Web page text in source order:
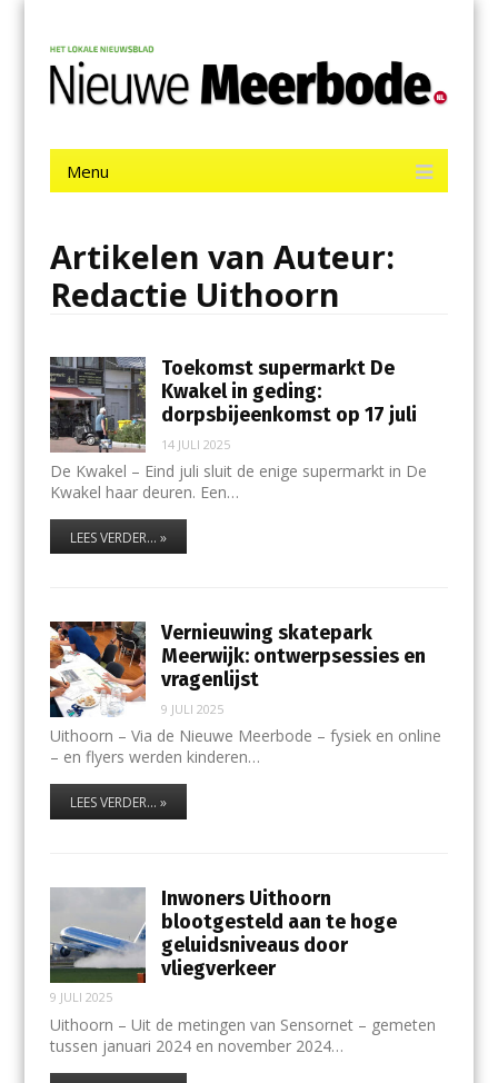
contentNieuwe Meerbode
Menu
Artikelen van Auteur:
Redactie Uithoorn
Toekomst supermarkt De
Kwakel in geding:
dorpsbijeenkomst op 17 juli
14 JULI 2025
De Kwakel – Eind juli sluit de enige supermarkt in De
Kwakel haar deuren. Een…
LEES VERDER... »
Vernieuwing skatepark
Meerwijk: ontwerpsessies en
vragenlijst
9 JULI 2025
Uithoorn – Via de Nieuwe Meerbode – fysiek en online
– en flyers werden kinderen…
LEES VERDER... »
Inwoners Uithoorn
blootgesteld aan te hoge
geluidsniveaus door
vliegverkeer
9 JULI 2025
Uithoorn – Uit de metingen van Sensornet – gemeten
tussen januari 2024 en november 2024…